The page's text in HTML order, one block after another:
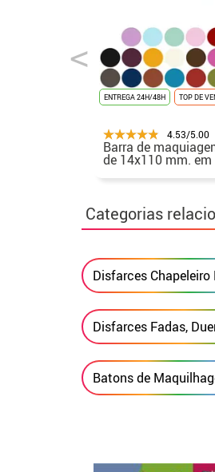
ENTREGA 24H/48H TOP DE
4.53/5.00
Barra de
de 14x110 mm. em
Categorias
Disfarces Chapeleiro
Disfarces Fadas,
Batons de